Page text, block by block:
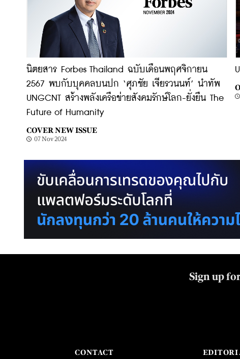
นิตยสาร Forbes Thailand ฉบับเดือนพฤศจิกายน
2567 พบกับบุคคลบนปก ‘ศุภชัย เจียรวนนท์’ นำทัพ
UNGCNT สร้างพลังเครือข่ายสังคมรักษ์โลก-ยั่งยืน The
Future of Humanity
COVER NEW ISSUE
07 Nov 2024
Sign up
CONTACT